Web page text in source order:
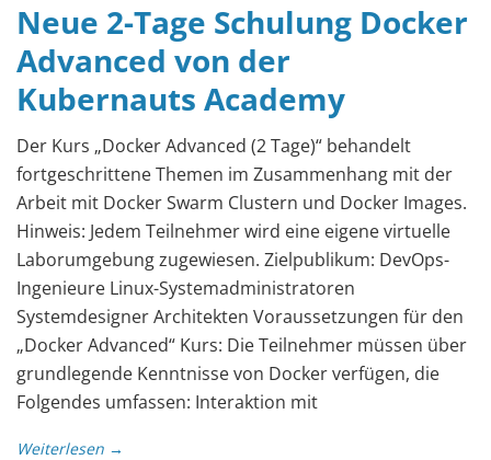
Neue 2-Tage Schulung Docker
Advanced von der
Kubernauts Academy
Der Kurs „Docker Advanced (2 Tage)“ behandelt
fortgeschrittene Themen im Zusammenhang mit der
Arbeit mit Docker Swarm Clustern und Docker Images.
Hinweis: Jedem Teilnehmer wird eine eigene virtuelle
Laborumgebung zugewiesen. Zielpublikum: DevOps-
Ingenieure Linux-Systemadministratoren
Systemdesigner Architekten Voraussetzungen für den
„Docker Advanced“ Kurs: Die Teilnehmer müssen über
grundlegende Kenntnisse von Docker verfügen, die
Folgendes umfassen: Interaktion mit
Weiterlesen →